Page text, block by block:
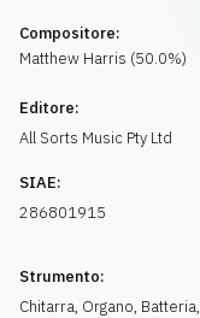
Compositore:
Matthew Harris (50.0%)
Editore:
All Sorts Music Pty Ltd
SIAE:
286801915
Strumento:
Chitarra, Organo, Batteria,